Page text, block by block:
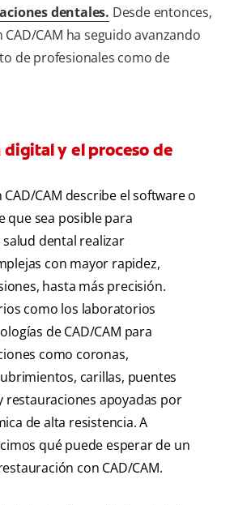
dentales. Desde entonces,
CAM ha seguido avanzando
de profesionales como de
y el proceso de
CAM describe el software o
que sea posible para
dental realizar
con mayor rapidez,
hasta más precisión.
como los laboratorios
de CAD/CAM para
como coronas,
carillas, puentes
restauraciones apoyadas por
de alta resistencia. A
qué puede esperar de un
con CAD/CAM.